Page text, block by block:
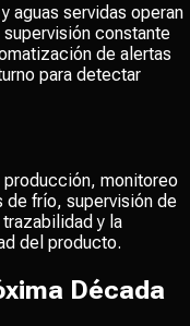
aguas servidas operan
constante
de alertas
para detectar
monitoreo
de frío, supervisión de
y la
del producto.
Década